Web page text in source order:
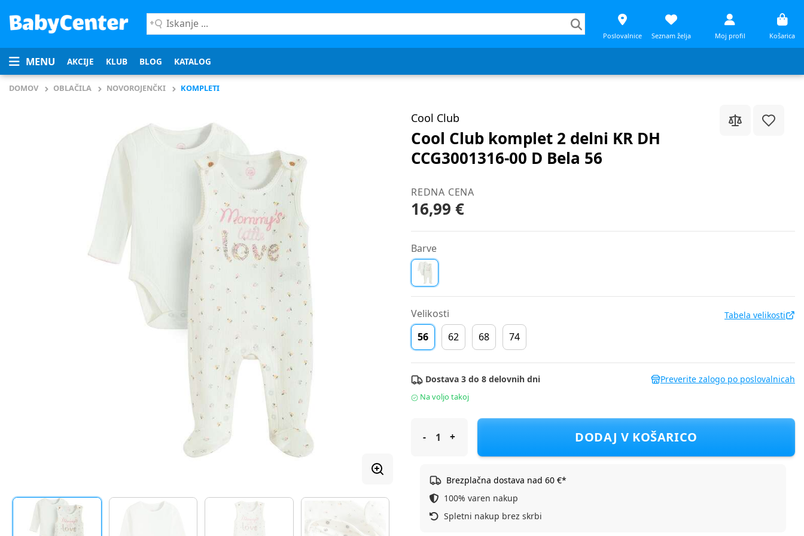
Iskanje
...
Poslovalnice Seznam želja Moj profil Košarica
MENU AKCIJE KLUB BLOG KATALOG
DOMOV OBLAČILA NOVOROJENČKI KOMPLETI
Cool Club
Cool Club komplet 2 delni KR DH
CCG3001316-00 D Bela 56
REDNA CENA
16,99 €
Barve
Velikosti Tabela velikosti
56 62 68 74
Dostava 3 do 8 delovnih dni Preverite zalogo po poslovalnicah
Na voljo takoj
Cool Club komplet 2 delni KR DH CCG3001316-00 D Bela 56
DODAJ V KOŠARICO
Brezplačna dostava nad 60 €*
100% varen nakup
Spletni nakup brez skrbi